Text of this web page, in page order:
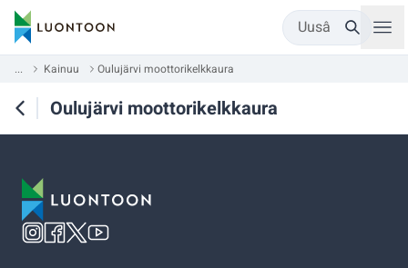
Uusâ
... Kainuu Oulujärvi moottorikelkkaura
Oulujärvi moottorikelkkaura